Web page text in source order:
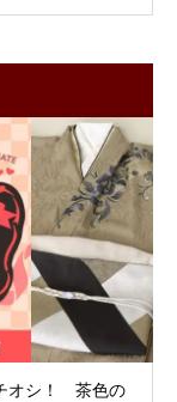
オシ！ 茶色の